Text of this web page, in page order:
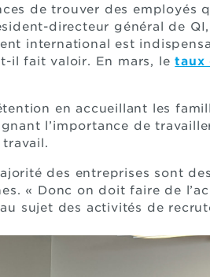
de trouver des employés
directeur général de
international est
t-il fait valoir. En mars, letaux
en accueillant les
l’importance de
des entreprises sont
« Donc on doit faire de
sujet des activités de